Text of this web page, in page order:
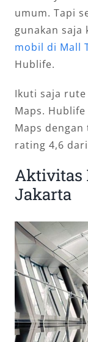
umum. Tapi
gunakan
mobil di Mall
Hublife.
Ikuti saja
Maps.
Maps
rating 4,6
Aktivitas
Jakarta